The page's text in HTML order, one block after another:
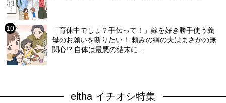
「育休中でしょ？手伝って！」嫁を好き勝手使う義
母のお願いを断りたい！ 頼みの綱の夫はまさかの無
関心!? 自体は最悪の結末に…
eltha イチオシ特集